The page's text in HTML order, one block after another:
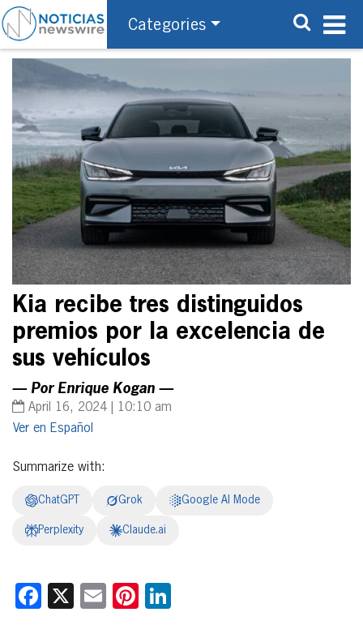
Categories
Kia recibe tres distinguidos
premios por la excelencia de
sus vehículos
— Por Enrique Kogan —
April 16, 2024 | 10:10 am
Español
Summarize with:
ChatGPT Grok Google AI Mode
Perplexity Claude.ai
Facebook
X EmailPinterest